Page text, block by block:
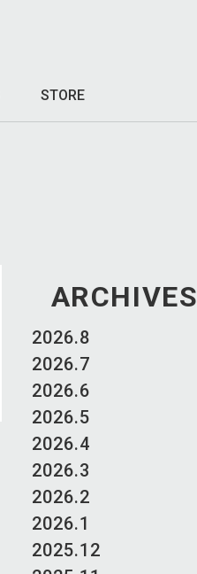
STORE
ARCHIVES
2026.8
2026.7
2026.6
2026.5
2026.4
2026.3
2026.2
2026.1
2025.12